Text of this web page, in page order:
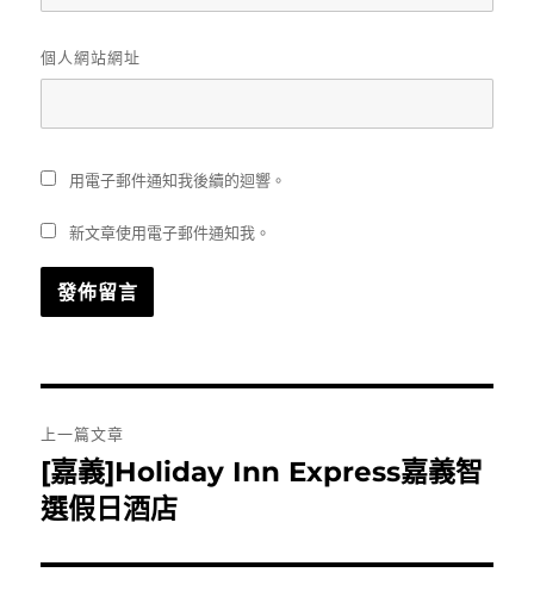
個人網站網址
用電子郵件通知我後續的迴響。
新文章使用電子郵件通知我。
章
導
覽
上一篇文章
上
一
文
[嘉義]Holiday Inn Express嘉義智
選假日酒店